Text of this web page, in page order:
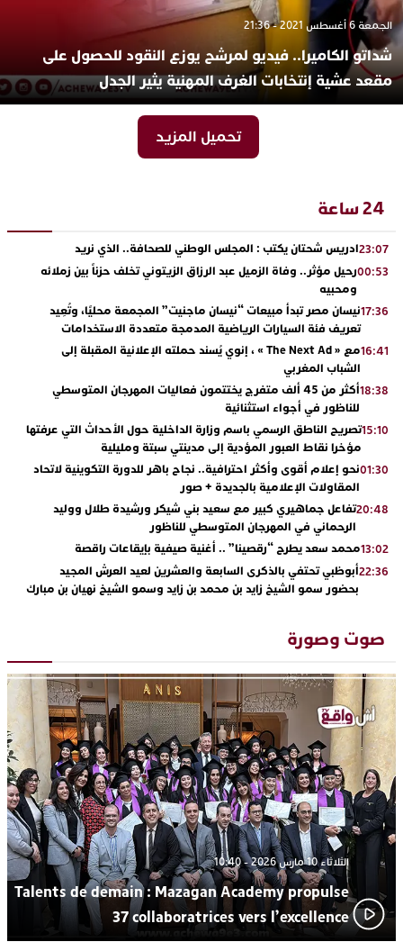
الجمعة 6 أغسطس 2021 - 21:36
شداتو الكاميرا.. فيديو لمرشح يوزع النقود للحصول على
مقعد عشية إنتخابات الغرف المهنية يثير الجدل
تحميل المزيد
24 ساعة
23:07ادريس شحتان يكتب : المجلس الوطني للصحافة.. الذي نريد
00:53رحيل مؤثر.. وفاة الزميل عبد الرزاق الزيتوني تخلف حزناً بين زملائه
ومحبيه
17:36نيسان مصر تبدأ مبيعات “نيسان ماجنيت” المجمعة محليًا، وتُعِيد
تعريف فئة السيارات الرياضية المدمجة متعددة الاستخدامات
16:41
مع « The Next Ad » ، إنوي يُسند حملته الإعلانية المقبلة إلى
الشباب المغربي
18:38
أكثر من 45 ألف متفرج يختتمون فعاليات المهرجان المتوسطي
للناظور في أجواء استثنائية
15:10تصريح الناطق الرسمي باسم وزارة الداخلية حول الأحداث التي عرفتها
مؤخرا نقاط العبور المؤدية إلى مدينتي سبتة ومليلية
01:30نحو إعلام أقوى وأكثر احترافية.. نجاح باهر للدورة التكوينية لاتحاد
المقاولات الإعلامية بالجديدة + صور
20:48تفاعل جماهيري كبير مع سعيد بني شيكر ورشيدة طلال ووليد
الرحماني في المهرجان المتوسطي للناظور
13:02محمد سعد يطرح “رقصينا” .. أغنية صيفية بإيقاعات راقصة
22:36أبوظبي تحتفي بالذكرى السابعة والعشرين لعيد العرش المجيد
بحضور سمو الشيخ زايد بن محمد بن زايد وسمو الشيخ نهيان بن مبارك
“كوفرة فالغيس”
19:11يقظة أمنية تنهي كابوس الفتاة القاصر: كواليس مثيرة لعملية تحرير
17:27 اتحاد المقاولات الإعلامية يقود قاطرة التكوين بالجديدة ويستضيف
الإعلامي سعيد بلفقير في دورة استثنائية
23:18ترسيخا لثقافة ترشيد الموارد المائية.. اختتام فعاليات النسخة الثانية
من “القرية الذكية للماء” بمركز الاصطياف ببوزنيقة
صوت وصورة
الثلاثاء 10 مارس 2026 - 10:40
Talents de demain : Mazagan Academy propulse
37 collaboratrices vers l’excellence